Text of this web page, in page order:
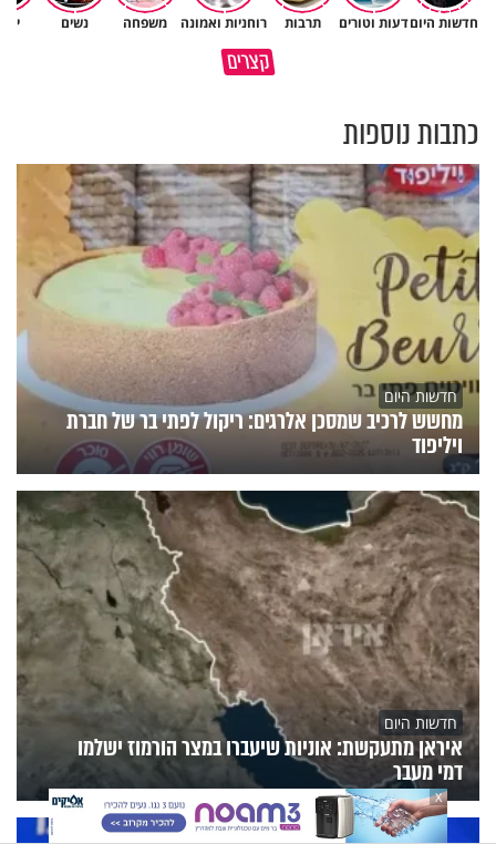
חדשות היוםדעות וטורים תרבות רוחניות ואמונה משפחה נשים
קצרים
תשתמש באהבה של השם לטובתך
פותחים פתח קטן - ומקבלים
כתבות נוספות
חדשות היום
מחשש לרכיב שמסכן אלרגים: ריקול לפתי בר של חברת
ויליפוד
חדשות היום
איראן מתעקשת: אוניות שיעברו במצר הורמוז ישלמו
דמי מעבר
X